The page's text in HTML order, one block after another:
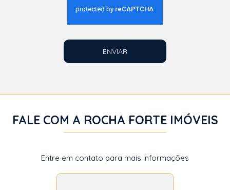
ENVIAR
FALE COM A ROCHA FORTE IMÓVEIS
Entre em contato para mais informações